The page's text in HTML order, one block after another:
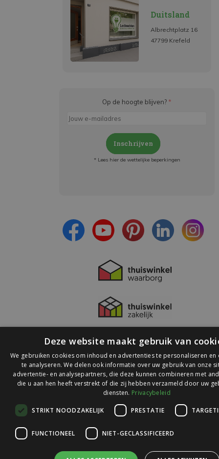
Duitsland
Albrechtplatz 16
47799 Krefeld
Op de hoogte blijven? *
Inschrijven
* Lees hier de wettelijke beperkingen
© 2026 Ledlichtdiscounter.nl
op
Webwinkelkeur
Deze website maakt gebruik van
We gebruiken cookies om inhoud en advertenties te personaliseren en
te analyseren. We delen ook informatie over uw gebruik van onze
advertentie- en analysepartners, die deze kunnen combineren met
die u aan hen heeft verstrekt of die zij hebben verzameld door uw
diensten. Privacybeleid
STRIKT NOODZAKELIJK PRESTATIE
FUNCTIONEEL NIET-GECLASSIFICEERD